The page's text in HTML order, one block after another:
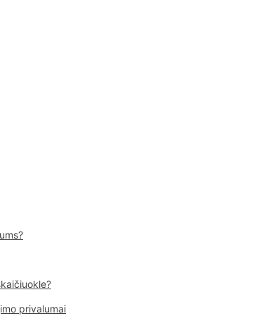
privalumai